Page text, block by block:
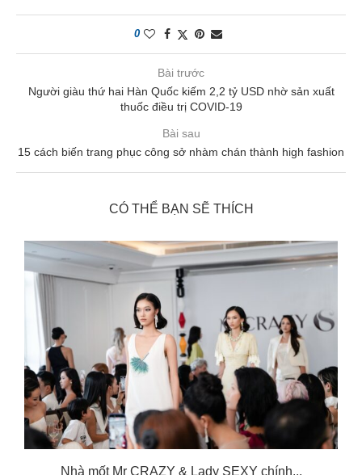
0
Bài trước
Người giàu thứ hai Hàn Quốc kiếm 2,2 tỷ USD nhờ sản xuất
thuốc điều trị COVID-19
Bài sau
15 cách biến trang phục công sở nhàm chán thành high fashion
CÓ THỂ BẠN SẼ THÍCH
Nhà mốt Mr CRAZY & Lady SEXY chính...